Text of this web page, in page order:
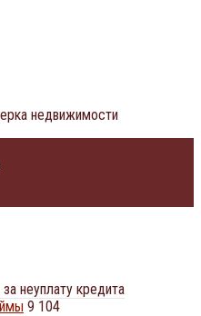
недвижимости
неуплату кредита
9 104